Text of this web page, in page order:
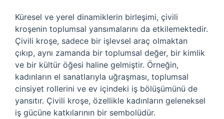
Küresel ve yerel dinamiklerin birleşimi, çivili
kroşenin toplumsal yansımalarını da etkilemektedir.
Çivili kroşe, sadece bir işlevsel araç olmaktan
çıkıp, aynı zamanda bir toplumsal değer, bir kimlik
ve bir kültür öğesi haline gelmiştir. Örneğin,
kadınların el sanatlarıyla uğraşması, toplumsal
cinsiyet rollerini ve ev içindeki iş bölüşümünü de
yansıtır. Çivili kroşe, özellikle kadınların geleneksel
iş gücüne katkılarının bir sembolüdür.